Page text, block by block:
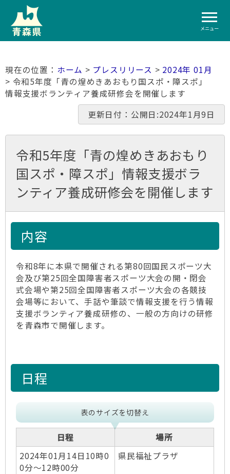
メニュー
ホーム > プレスリリース > 2024年 01月
> 令和5年度「青の煌めきあおもり国スポ・障スポ」
情報支援ボランティア養成研修会を開催します
更新日付：公開日:2024年1月9日
令和5年度「青の煌めきあおもり
国スポ・障スポ」情報支援ボラ
ンティア養成研修会を開催します
内容
令和8年に本県で開催される第80回国民スポーツ大
会及び第25回全国障害者スポーツ大会の開・閉会
式会場や第25回全国障害者スポーツ大会の各競技
会場等において、手話や筆談で情報支援を行う情報
支援ボランティア養成研修の、一般の方向けの研修
を青森市で開催します。
日程
表のサイズを切替え
日程
場所
2024年01月14日10時0
0分～12時00分
県民福祉プラザ